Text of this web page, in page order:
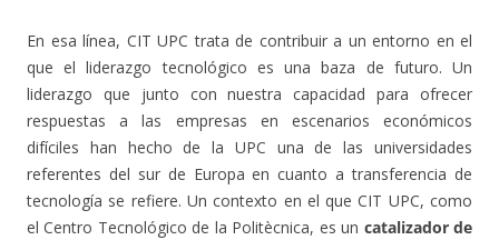
En esa línea, CIT UPC trata de contribuir a un entorno en el
que el liderazgo tecnológico es una baza de futuro. Un
liderazgo que junto con nuestra capacidad para ofrecer
respuestas a las empresas en escenarios económicos
difíciles han hecho de la UPC una de las universidades
referentes del sur de Europa en cuanto a transferencia de
tecnología se refiere. Un contexto en el que CIT UPC, como
el Centro Tecnológico de la Politècnica, es un catalizador de